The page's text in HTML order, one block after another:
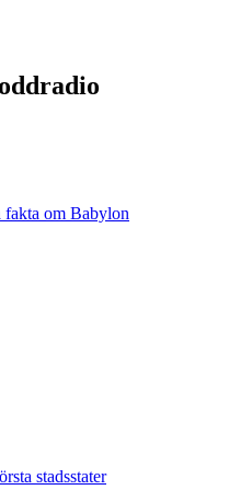
fakta om Babylon
stadsstater